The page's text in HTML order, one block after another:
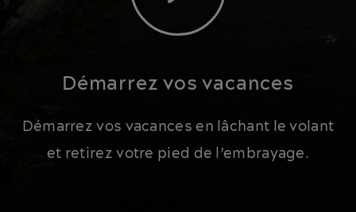
Démarrez vos vacances
Démarrez vos vacances en lâchant le volant
et retirez votre pied de l’embrayage.